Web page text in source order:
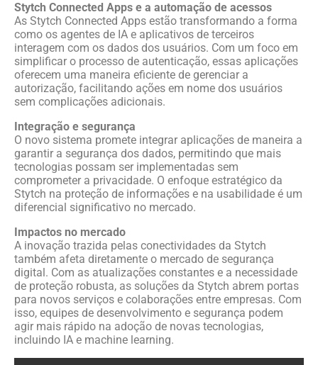
Stytch Connected Apps e a automação de acessos
As Stytch Connected Apps estão transformando a forma
como os agentes de IA e aplicativos de terceiros
interagem com os dados dos usuários. Com um foco em
simplificar o processo de autenticação, essas aplicações
oferecem uma maneira eficiente de gerenciar a
autorização, facilitando ações em nome dos usuários
sem complicações adicionais.
Integração e segurança
O novo sistema promete integrar aplicações de maneira a
garantir a segurança dos dados, permitindo que mais
tecnologias possam ser implementadas sem
comprometer a privacidade. O enfoque estratégico da
Stytch na proteção de informações e na usabilidade é um
diferencial significativo no mercado.
Impactos no mercado
A inovação trazida pelas conectividades da Stytch
também afeta diretamente o mercado de segurança
digital. Com as atualizações constantes e a necessidade
de proteção robusta, as soluções da Stytch abrem portas
para novos serviços e colaborações entre empresas. Com
isso, equipes de desenvolvimento e segurança podem
agir mais rápido na adoção de novas tecnologias,
incluindo IA e machine learning.